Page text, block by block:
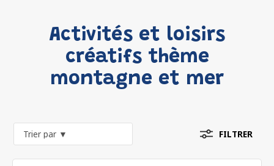
Activités et loisirs
créatifs thème
montagne et mer
FILTRER